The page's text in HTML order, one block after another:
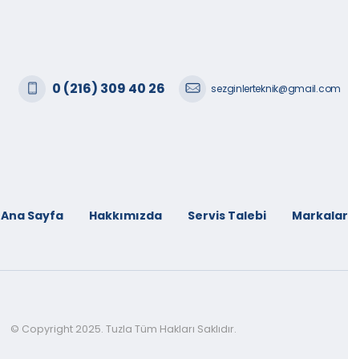
0 (216) 309 40 26 sezginlerteknik@gmail.com
Ana Sayfa Hakkımızda Servis Talebi Markalar
© Copyright 2025. Tuzla Tüm Hakları Saklıdır.